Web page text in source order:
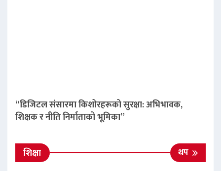
“डिजिटल संसारमा किशोरहरूको सुरक्षा: अभिभावक,
शिक्षक र नीति निर्माताको भूमिका”
शिक्षा
थप